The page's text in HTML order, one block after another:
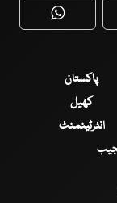
WhatsApp
پاکستان
کھیل
انٹرٹینمنٹ